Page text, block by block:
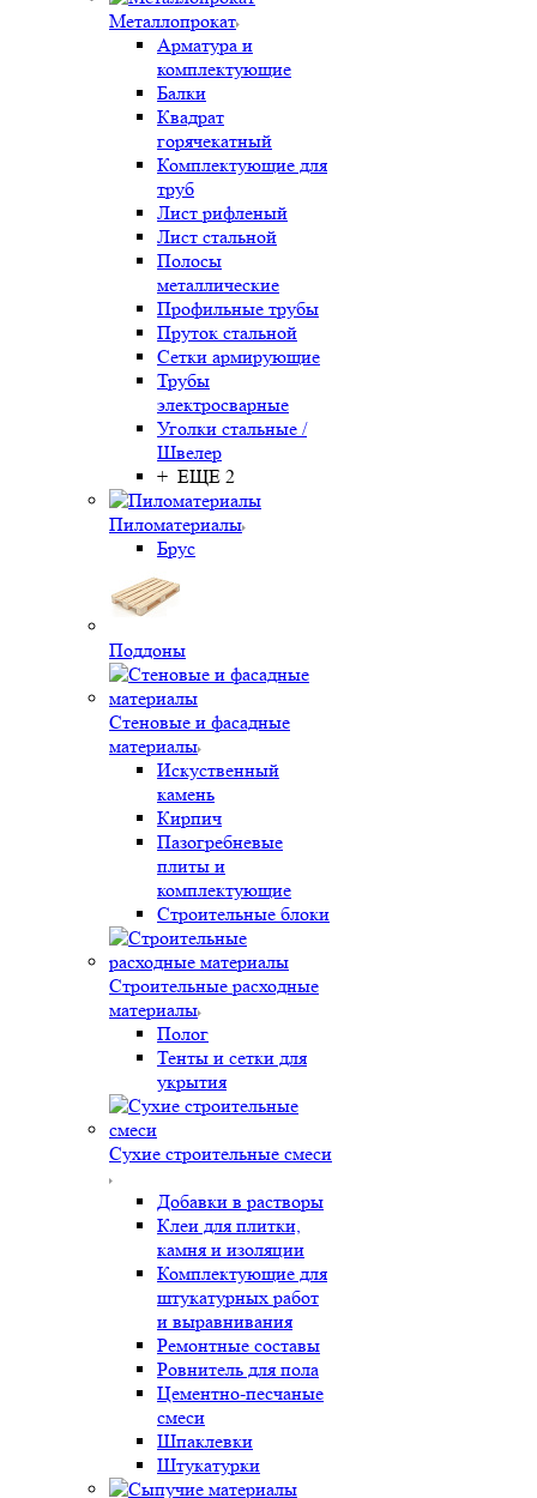
Металлопрокат
Арматура и
комплектующие
Балки
Квадрат
горячекатный
Комплектующие для
труб
Лист рифленый
Лист стальной
Полосы
металлические
Профильные трубы
Пруток стальной
Сетки армирующие
Трубы
электросварные
Уголки стальные /
Швелер
+ ЕЩЕ 2
Пиломатериалы
Брус
Поддоны
Стеновые и фасадные
материалы
Искуственный
камень
Кирпич
Пазогребневые
плиты и
комплектующие
Строительные блоки
Строительные расходные
материалы
Полог
Тенты и сетки для
укрытия
Сухие строительные смеси
Добавки в растворы
Клеи для плитки,
камня и изоляции
Комплектующие для
штукатурных работ
и выравнивания
Ремонтные составы
Ровнитель для пола
Цементно-песчаные
смеси
Шпаклевки
Штукатурки